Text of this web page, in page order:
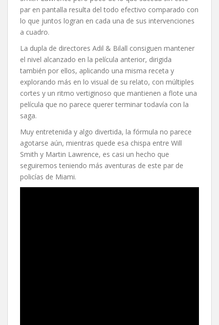
par en pantalla resulta del todo efectivo comparado con
lo que juntos logran en cada una de sus intervenciones
a cuadro.
La dupla de directores Adil & Bilall consiguen mantener
el nivel alcanzado en la película anterior, dirigida
también por ellos, aplicando una misma receta y
explorando más en lo visual de su relato, con múltiples
cortes y un ritmo vertiginoso que mantienen a flote una
película que no parece querer terminar todavía con la
saga.
Muy entretenida y algo divertida, la fórmula no parece
agotarse aún, mientras quede esa chispa entre Will
Smith y Martin Lawrence, es casi un hecho que
seguiremos teniendo más aventuras de este par de
policías de Miami.